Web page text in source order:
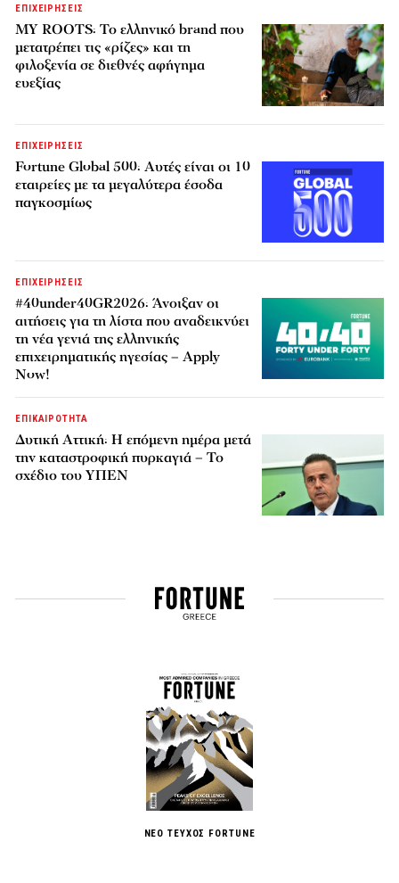
ΕΠΙΧΕΙΡΗΣΕΙΣ
MY ROOTS: Το ελληνικό brand που
μετατρέπει τις «ρίζες» και τη
φιλοξενία σε διεθνές αφήγημα
ευεξίας
ΕΠΙΧΕΙΡΗΣΕΙΣ
Fortune Global 500: Αυτές είναι οι 10
εταιρείες με τα μεγαλύτερα έσοδα
παγκοσμίως
ΕΠΙΧΕΙΡΗΣΕΙΣ
#40under40GR2026: Άνοιξαν οι
αιτήσεις για τη λίστα που αναδεικνύει
τη νέα γενιά της ελληνικής
επιχειρηματικής ηγεσίας – Apply
Now!
ΕΠΙΚΑΙΡΟΤΗΤΑ
Δυτική Αττική: Η επόμενη ημέρα μετά
την καταστροφική πυρκαγιά – Το
σχέδιο του ΥΠΕΝ
ΝΕΟ ΤΕΥΧΟΣ FORTUNE